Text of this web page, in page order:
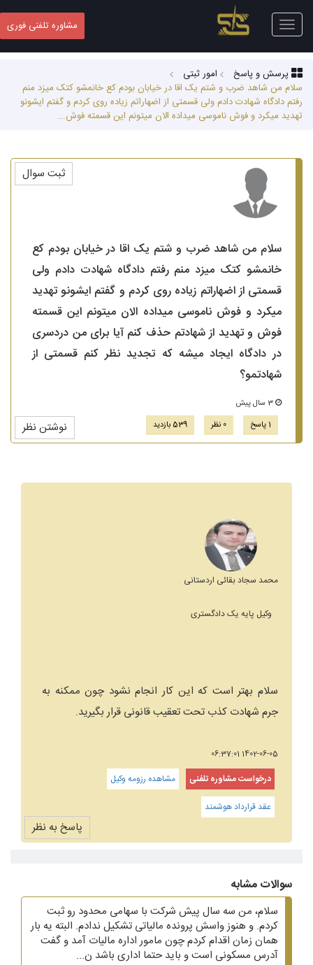
Toggle
navigation
مشاوره تلفنی فوری
پرسش و پاسخ
امور ثبتی
سلام من شاهد ضرب و شتم یک اقا در خیابان بودم کع خانمشو کتک میزد منم
رفتم دادگاه شهادت دادم ولی قسمتی از اضهاراتم زیاده روی کردم و گفتم ایشونو
تهدید میکرد و فوش ناموسی میداده الان میتونم این قسمته فوش...
سلام من شاهد ضرب و شتم یک اقا در خیابان بودم کع
خانمشو کتک میزد منم رفتم دادگاه شهادت دادم ولی
قسمتی از اضهاراتم زیاده روی کردم و گفتم ایشونو تهدید
میکرد و فوش ناموسی میداده الان میتونم این قسمته
فوش و تهدید از شهادتم حذف کنم آیا برای من دردسری
در دادگاه ایجاد میشه که تجدید نظر کنم قسمتی از
شهادتمو؟
1 پاسخ
0 نظر 539 بازدید نوشتن نظر
ثبت سوال
محمد سجاد بقائی اردستانی
وکیل پایه یک دادگستری
سلام بهتر است که این کار انجام نشود چون ممکنه به
جرم شهادت کذب تحت تعقیب قانونی قرار بگیرید.
1402-06-05 06:37:01
درخواست مشاوره تلفنی
مشاهده رزومه وکیل
عقد قرارداد هوشمند
پاسخ به نظر
سوالات مشابه
سلام، من سه سال پیش شرکت با سهامی محدود رو ثبت
کردم. و هنوز واسش پرونده مالیاتی تشکیل ندادم. البته یه بار
همان زمان اقدام کردم چون مامور اداره مالیات آمد و گفت
آدرس مسکونی است و باید حتما اداری باشد ن...